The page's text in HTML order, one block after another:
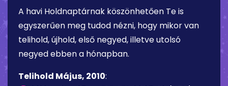
A havi Holdnaptárnak köszönhetően Te is
egyszerűen meg tudod nézni, hogy mikor van
telihold, újhold, első negyed, illetve utolsó
negyed ebben a hónapban.
Telihold Május, 2010: